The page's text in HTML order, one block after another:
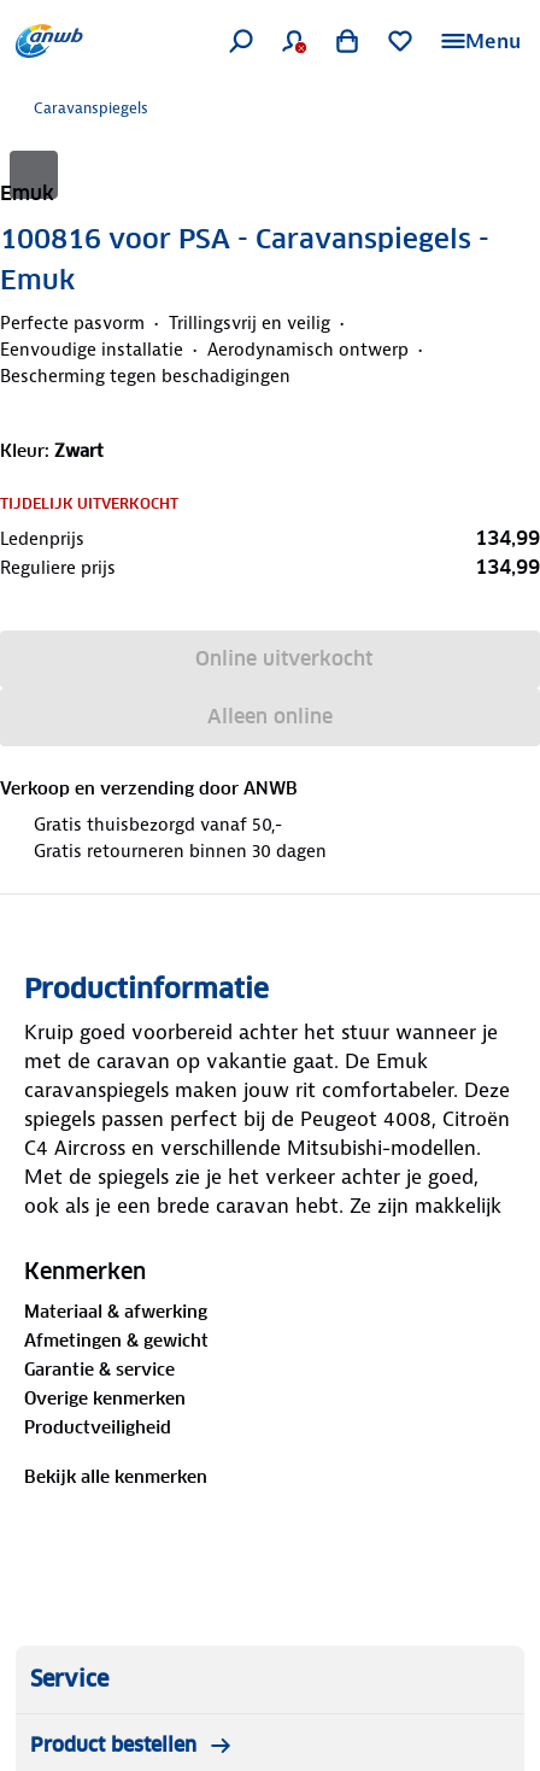
Menu
Caravanspiegels
Emuk
100816 voor PSA - Caravanspiegels -
Emuk
Perfecte pasvorm
Trillingsvrij en veilig
Eenvoudige installatie
Aerodynamisch ontwerp
Bescherming tegen beschadigingen
Kleur: Zwart
TIJDELIJK UITVERKOCHT
Ledenprijs 134,99
Reguliere prijs 134,99
Online uitverkocht
Alleen online
Verkoop en verzending door ANWB
Gratis thuisbezorgd vanaf 50,-
Gratis retourneren binnen 30 dagen
Productinformatie
Kruip goed voorbereid achter het stuur wanneer je
met de caravan op vakantie gaat. De Emuk
caravanspiegels maken jouw rit comfortabeler. Deze
spiegels passen perfect bij de Peugeot 4008, Citroën
C4 Aircross en verschillende Mitsubishi-modellen.
Met de spiegels zie je het verkeer achter je goed,
ook als je een brede caravan hebt. Ze zijn makkelijk
tijdens het rijden. Bovendien passen ze mooi bij het
De spiegels hebben een speciale bevestigingsbeugel
van aluminium. De aerodynamische spiegelkoppen
en de schuimlaag op de beugels zorgen ervoor dat je
auto niet beschadigt. Alle onderdelen zijn gemaakt
van roestvrij materiaal en gaan lang mee.
bekend om hun hoge kwaliteit.
Kenmerken
Materiaal & afwerking
Afmetingen & gewicht
Garantie & service
Overige kenmerken
Productveiligheid
Bekijk alle kenmerken
Service
Product bestellen